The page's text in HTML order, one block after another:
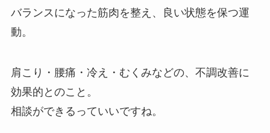
バランスになった筋肉を整え、良い状態を保つ運
動。
肩こり・腰痛・冷え・むくみなどの、不調改善に
効果的とのこと。
相談ができるっていいですね。